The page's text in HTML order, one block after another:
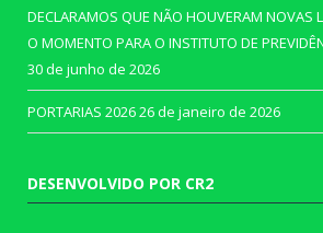
DECLARAMOS QUE NÃO HOUVERAM NOVAS
O MOMENTO PARA O INSTITUTO DE
30 de junho de 2026
PORTARIAS 202626 de janeiro de 2026
DESENVOLVIDO POR CR2